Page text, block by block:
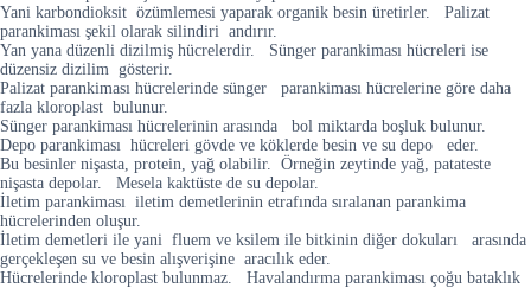
Yani karbondioksit özümlemesi yaparak organik besin üretirler. Palizat
parankiması şekil olarak silindiri andırır.
Yan yana düzenli dizilmiş hücrelerdir. Sünger parankiması hücreleri ise
düzensiz dizilim gösterir.
Palizat parankiması hücrelerinde sünger parankiması hücrelerine göre daha
fazla kloroplast bulunur.
Sünger parankiması hücrelerinin arasında bol miktarda boşluk bulunur.
Depo parankiması hücreleri gövde ve köklerde besin ve su depo eder.
Bu besinler nişasta, protein, yağ olabilir. Örneğin zeytinde yağ, patateste
nişasta depolar. Mesela kaktüste de su depolar.
İletim parankiması iletim demetlerinin etrafında sıralanan parankima
hücrelerinden oluşur.
İletim demetleri ile yani fluem ve ksilem ile bitkinin diğer dokuları arasında
gerçekleşen su ve besin alışverişine aracılık eder.
Hücrelerinde kloroplast bulunmaz. Havalandırma parankiması çoğu bataklık